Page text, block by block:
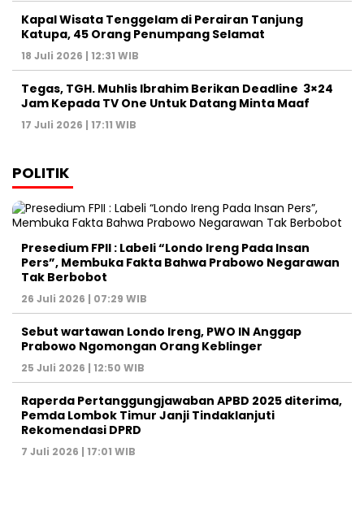
Kapal Wisata Tenggelam di Perairan Tanjung
Katupa, 45 Orang Penumpang Selamat
18 Juli 2026 | 12:31 WIB
Tegas, TGH. Muhlis Ibrahim Berikan Deadline 3×24
Jam Kepada TV One Untuk Datang Minta Maaf
17 Juli 2026 | 17:11 WIB
POLITIK
Presedium FPII : Labeli “Londo Ireng Pada Insan
Pers”, Membuka Fakta Bahwa Prabowo Negarawan
Tak Berbobot
26 Juli 2026 | 07:29 WIB
Sebut wartawan Londo Ireng, PWO IN Anggap
Prabowo Ngomongan Orang Keblinger
25 Juli 2026 | 12:50 WIB
Raperda Pertanggungjawaban APBD 2025 diterima,
Pemda Lombok Timur Janji Tindaklanjuti
Rekomendasi DPRD
7 Juli 2026 | 17:01 WIB